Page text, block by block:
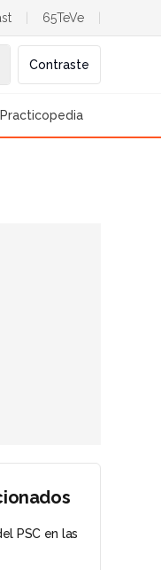
65TeVe
Contraste
Practicopedia
PSC en las